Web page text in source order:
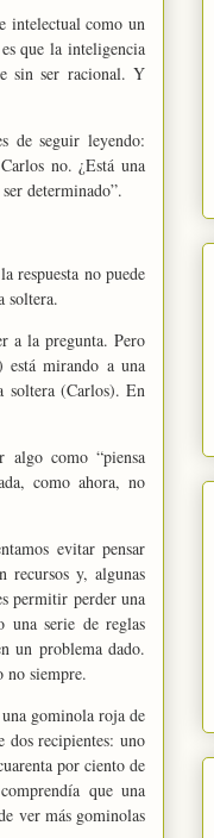
intelectual como un
que la inteligencia
sin ser racional. Y
de seguir leyendo:
no. ¿Está una
determinado”.
respuesta no puede
soltera.
a la pregunta. Pero
está mirando a una
soltera (Carlos). En
algo como “piensa
como ahora, no
evitar pensar
recursos y, algunas
permitir perder una
una serie de reglas
un problema dado.
no siempre.
gominola roja de
dos recipientes: uno
por ciento de
que una
ver más gominolas